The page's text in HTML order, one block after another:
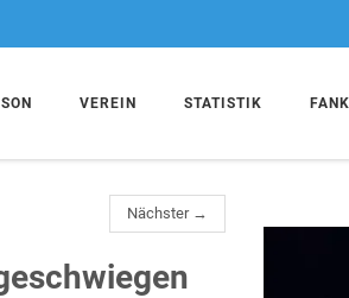
VEREIN STATISTIK
Nächster →